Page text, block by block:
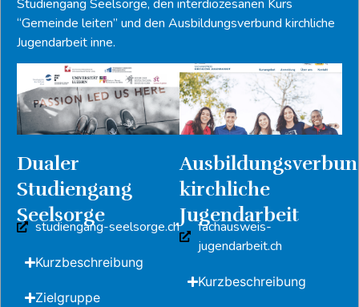
Studiengang Seelsorge, den interdiözesanen Kurs
“Gemeinde leiten” und den Ausbildungsverbund kirchliche
Jugendarbeit inne.
Dualer
Studiengang
Seelsorge
kirchliche
Jugendarbeit
studiengang-seelsorge.ch
Kurzbeschreibung
Zielgruppe
fachausweis-
jugendarbeit.ch
Kurzbeschreibung